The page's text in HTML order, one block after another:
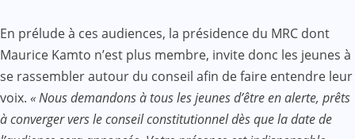
En prélude à ces audiences, la présidence du MRC dont
Maurice Kamto n’est plus membre, invite donc les jeunes à
se rassembler autour du conseil afin de faire entendre leur
voix. « Nous demandons à tous les jeunes d’être en alerte, prêts
à converger vers le conseil constitutionnel dès que la date de